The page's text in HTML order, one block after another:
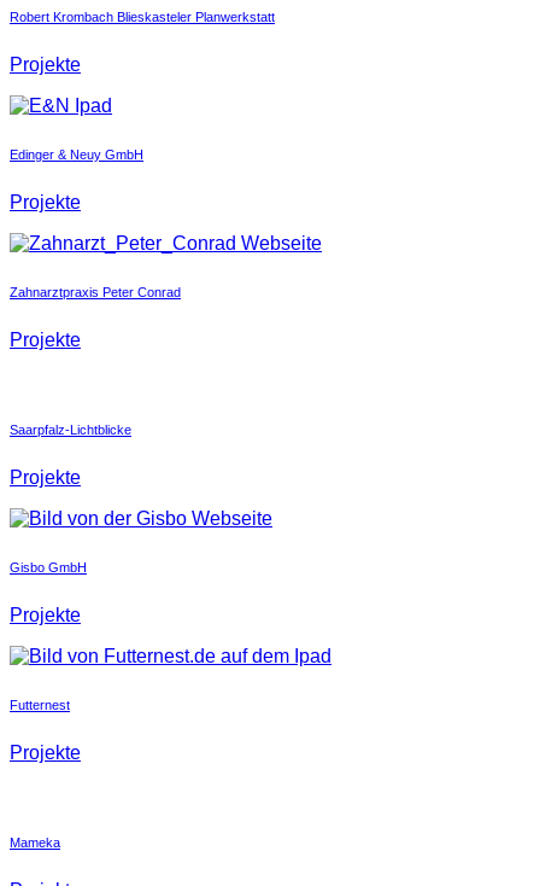
Robert Krombach Blieskasteler Planwerkstatt
Projekte
Edinger & Neuy GmbH
Projekte
Zahnarztpraxis Peter Conrad
Projekte
Saarpfalz-Lichtblicke
Projekte
Gisbo GmbH
Projekte
Futternest
Projekte
Mameka